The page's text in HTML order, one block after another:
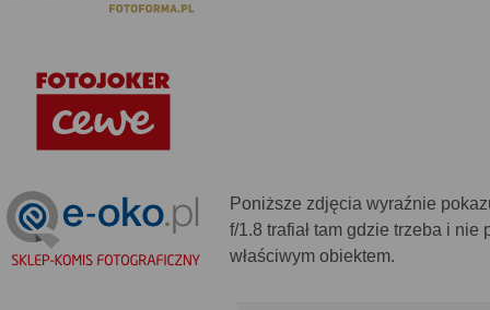
Poniższe zdjęcia wyraźnie
f/1.8 trafiał tam gdzie trzeba i
właściwym obiektem.